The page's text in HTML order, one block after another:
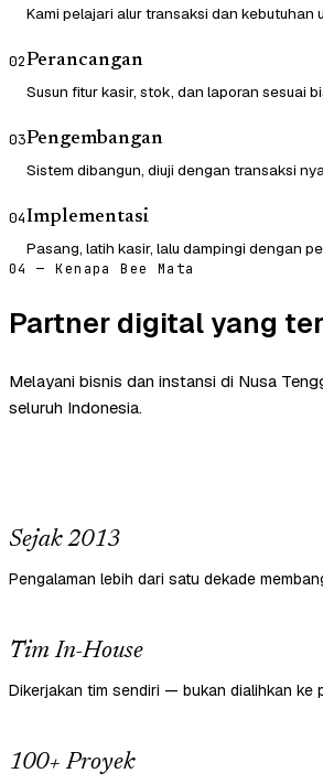
Kami pelajari alur transaksi dan kebutuhan
02Perancangan
Susun fitur kasir, stok, dan laporan sesuai
03Pengembangan
Sistem dibangun, diuji dengan transaksi
04Implementasi
Pasang, latih kasir, lalu dampingi dengan
04 — Kenapa Bee Mata
Partner digital yang
Melayani bisnis dan instansi di Nusa
seluruh Indonesia.
Sejak 2013
Pengalaman lebih dari satu dekade
Tim In-House
Dikerjakan tim sendiri — bukan dialihkan ke
100+ Proyek